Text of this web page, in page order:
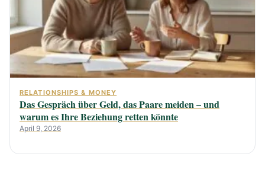
RELATIONSHIPS & MONEY
Das Gespräch über Geld, das Paare meiden – und
warum es Ihre Beziehung retten könnte
April 9, 2026